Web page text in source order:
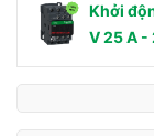
Khởi
V 25 A -